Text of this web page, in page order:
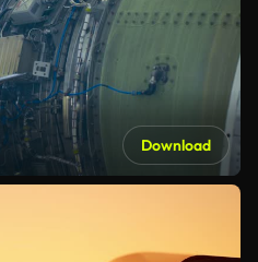
Download